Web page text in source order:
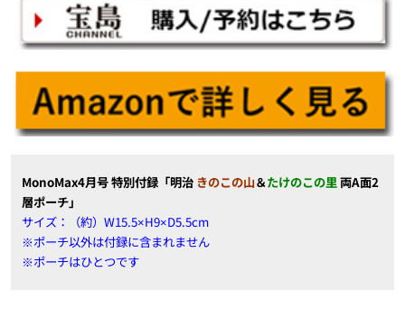
MonoMax4月号 特別付録「明治 きのこの山＆たけのこの里両A面2
層ポーチ」
サイズ：（約）W15.5×H9×D5.5cm
※ポーチ以外は付録に含まれません
※ポーチはひとつです